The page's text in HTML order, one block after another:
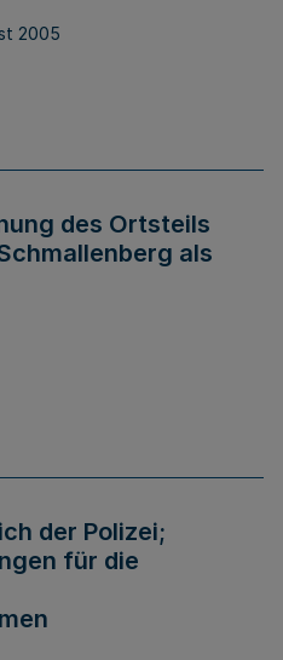
2005
des Ortsteils
als
der Polizei;
für die